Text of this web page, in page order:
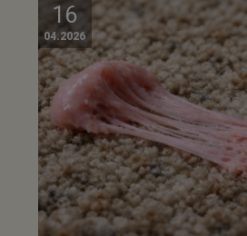
16
04.2026